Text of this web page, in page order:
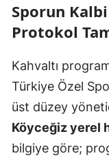
Sporun
Protokol
Kahvaltı
Türkiye Özel
üst düzey
Köyceğiz yerel
bilgiye göre;